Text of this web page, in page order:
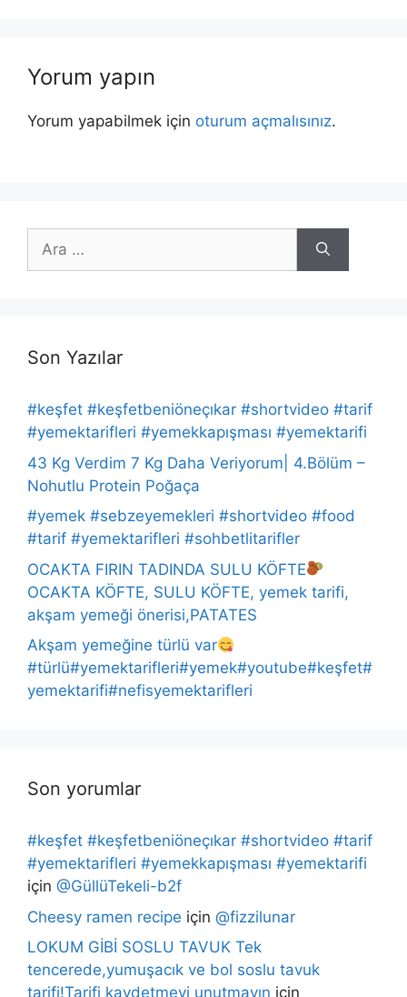
Yorum yapın
Yorum yapabilmek için oturum açmalısınız.
için
Son Yazılar
#keşfet #keşfetbeniöneçıkar #shortvideo #tarif
#yemektarifleri #yemekkapışması #yemektarifi
43 Kg Verdim 7 Kg Daha Veriyorum| 4.Bölüm –
Nohutlu Protein Poğaça
#yemek #sebzeyemekleri #shortvideo #food
#tarif #yemektarifleri #sohbetlitarifler
OCAKTA FIRIN TADINDA SULU KÖFTE
OCAKTA KÖFTE, SULU KÖFTE, yemek tarifi,
akşam yemeği önerisi,PATATES
Akşam yemeğine türlü var
#türlü#yemektarifleri#yemek#youtube#keşfet#
yemektarifi#nefisyemektarifleri
Son yorumlar
#keşfet #keşfetbeniöneçıkar #shortvideo #tarif
#yemektarifleri #yemekkapışması #yemektarifi
için @GüllüTekeli-b2f
Cheesy ramen recipe için @fizzilunar
LOKUM GİBİ SOSLU TAVUK Tek
tencerede,yumuşacık ve bol soslu tavuk
tarifi!Tarifi kaydetmeyi unutmayın için